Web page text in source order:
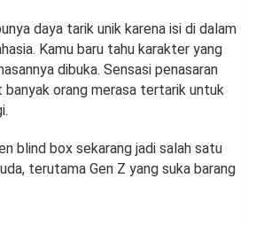
daya tarik unik karena isi di dalam
Kamu baru tahu karakter yang
dibuka. Sensasi penasaran
banyak orang merasa tertarik untuk
blind box sekarang jadi salah satu
terutama Gen Z yang suka barang